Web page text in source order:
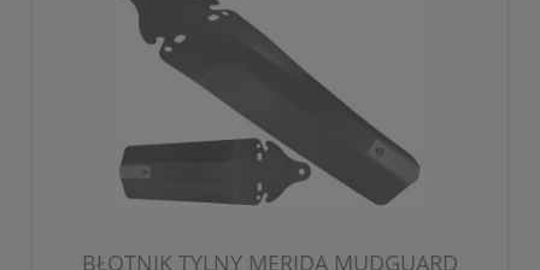
BŁOTNIK TYLNY MERIDA MUDGUARD